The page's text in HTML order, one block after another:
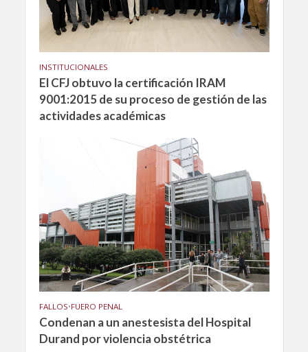
INSTITUCIONALES
El CFJ obtuvo la certificación IRAM
9001:2015 de su proceso de gestión de las
actividades académicas
FALLOS•FUERO PENAL
Condenan a un anestesista del Hospital
Durand por violencia obstétrica